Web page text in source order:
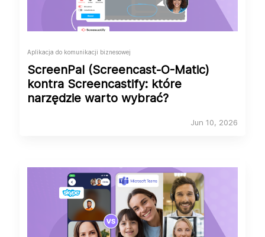
Aplikacja do komunikacji biznesowej
ScreenPal (Screencast-O-Matic)
kontra Screencastify: które
narzędzie warto wybrać?
Jun 10, 2026